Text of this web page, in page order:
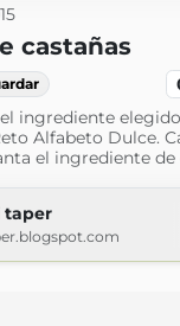
castañas
el ingrediente
Alfabeto Dulce.
el ingrediente de
taper